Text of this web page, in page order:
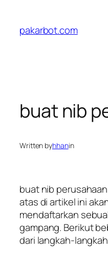
content
pakarbot.com
buat nib
Written byhhanin
buat nib
atas di artikel ini
mendaftarkan
gampang. Berikut
dari langkah-